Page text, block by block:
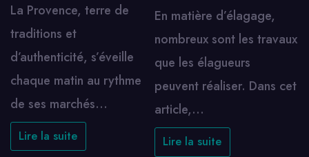
La Provence, terre de
traditions et
d’authenticité, s’éveille
chaque matin au rythme
de ses marchés…
Lire la suite
En matière d’élagage,
nombreux sont les travaux
que les élagueurs
peuvent réaliser. Dans cet
article,…
Lire la suite